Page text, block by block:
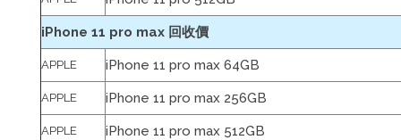
iPhone 11 pro max 回收價
APPLE iPhone 11 pro max 64GB
APPLE iPhone 11 pro max 256GB
APPLE iPhone 11 pro max 512GB